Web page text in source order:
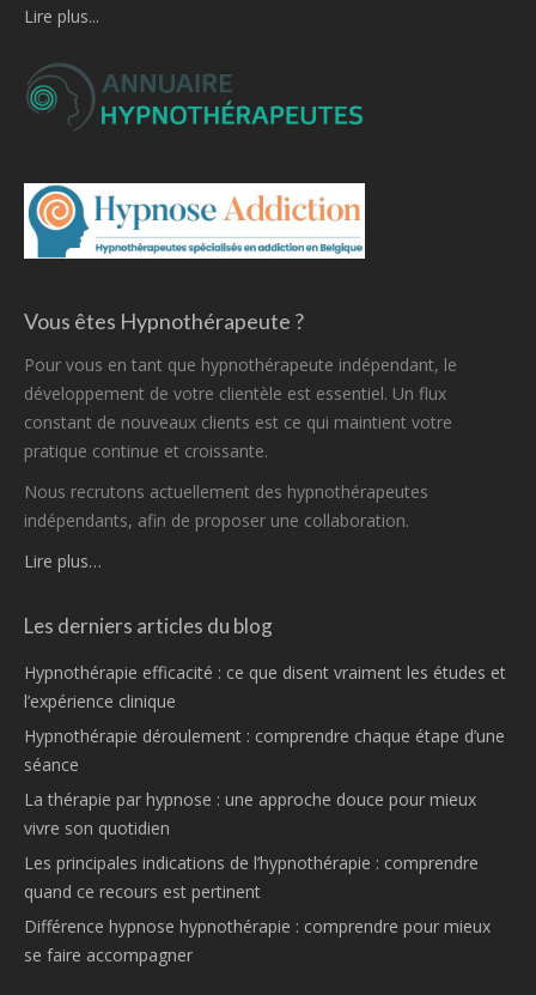
Lire plus...
Vous êtes Hypnothérapeute ?
Pour vous en tant que hypnothérapeute indépendant, le
développement de votre clientèle est essentiel. Un flux
constant de nouveaux clients est ce qui maintient votre
pratique continue et croissante.
Nous recrutons actuellement des hypnothérapeutes
indépendants, afin de proposer une collaboration.
Lire plus…
Les derniers articles du blog
Hypnothérapie efficacité : ce que disent vraiment les études et
l’expérience clinique
Hypnothérapie déroulement : comprendre chaque étape d’une
séance
La thérapie par hypnose : une approche douce pour mieux
vivre son quotidien
Les principales indications de l’hypnothérapie : comprendre
quand ce recours est pertinent
Différence hypnose hypnothérapie : comprendre pour mieux
se faire accompagner